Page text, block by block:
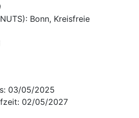
: Bonn, Kreisfreie
: 03/05/2025
: 02/05/2027